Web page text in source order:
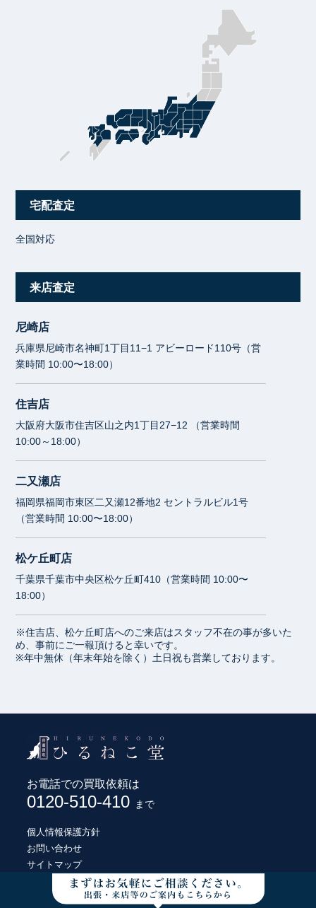
宅配査定
全国対応
来店査定
尼崎店
兵庫県尼崎市名神町1丁目11−1 アビーロード110号（営
業時間 10:00〜18:00）
住吉店
大阪府大阪市住吉区山之内1丁目27−12 （営業時間
10:00～18:00）
二又瀬店
福岡県福岡市東区二又瀬12番地2 セントラルビル1号
（営業時間 10:00〜18:00）
松ケ丘町店
千葉県千葉市中央区松ケ丘町410（営業時間 10:00〜
18:00）
※住吉店、松ケ丘町店へのご来店はスタッフ不在の事が多いた
め、事前にご一報頂けると幸いです。
※年中無休（年末年始を除く）土日祝も営業しております。
お電話での買取依頼は
0120-510-410 まで
個人情報保護方針
お問い合わせ
サイトマップ
© HIRUNEKODO CO., LTD.